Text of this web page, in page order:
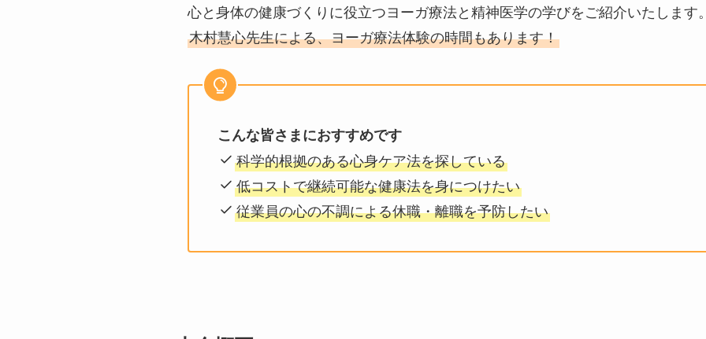
心と身体の健康づくりに役立つヨーガ療法と精神医学の学びをご紹介いたします
木村慧心先生による、ヨーガ療法体験の時間もあります！
こんな皆さまにおすすめです
科学的根拠のある心身ケア法を探している
低コストで継続可能な健康法を身につけたい
従業員の心の不調による休職・離職を予防したい